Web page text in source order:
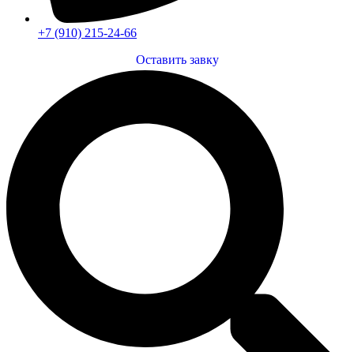
+7 (910) 215-24-66
Оставить завку